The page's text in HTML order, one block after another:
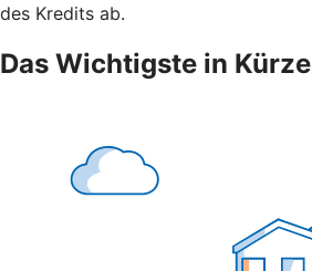
des Kredits ab.
Das Wichtigste in Kürze